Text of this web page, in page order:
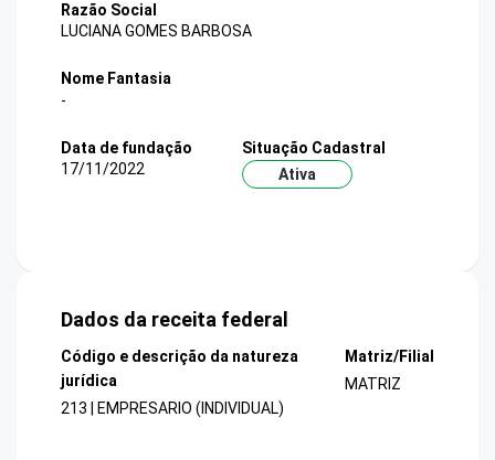
Razão Social
LUCIANA GOMES BARBOSA
Nome Fantasia
-
Data de fundação
17/11/2022
Situação Cadastral
Ativa
Dados da receita federal
Código e descrição da natureza
jurídica
213 | EMPRESARIO (INDIVIDUAL)
Matriz/Filial
MATRIZ